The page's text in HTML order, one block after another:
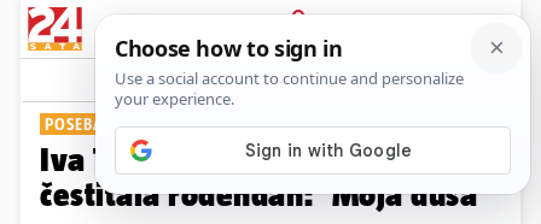
PRIJAVA
Show Komentari
POSEBAN DAN
Iva Todorić pokazala sina pa mu
čestitala rođendan: 'Moja duša'